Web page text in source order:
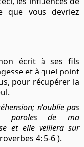
que vous devriez
écrit à ses fils
et à quel point
pour récupérer la
n'oublie pas
paroles de ma
et elle veillera sur
4: 5-6 ).